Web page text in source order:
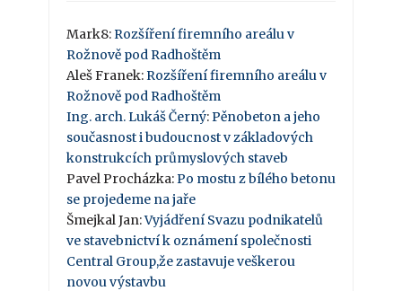
Mark8:Rozšíření firemního areálu v
Rožnově pod Radhoštěm
Aleš Franek:Rozšíření firemního areálu v
Rožnově pod Radhoštěm
Ing. arch. Lukáš Černý:Pěnobeton a jeho
současnost i budoucnost v základových
konstrukcích průmyslových staveb
Pavel Procházka:Po mostu z bílého betonu
se projedeme na jaře
Šmejkal Jan:Vyjádření Svazu podnikatelů
ve stavebnictví k oznámení společnosti
Central Group,že zastavuje veškerou
novou výstavbu